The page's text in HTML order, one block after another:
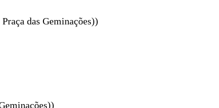
das Geminações))